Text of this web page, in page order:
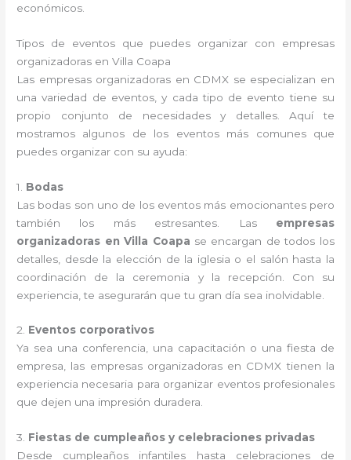
económicos.
Tipos de eventos que puedes organizar con empresas
organizadoras en Villa Coapa
Las empresas organizadoras en CDMX se especializan en
una variedad de eventos, y cada tipo de evento tiene su
propio conjunto de necesidades y detalles. Aquí te
mostramos algunos de los eventos más comunes que
puedes organizar con su ayuda:
1. Bodas
Las bodas son uno de los eventos más emocionantes pero
también los más estresantes. Las empresas
organizadoras en Villa Coapa se encargan de todos los
detalles, desde la elección de la iglesia o el salón hasta la
coordinación de la ceremonia y la recepción. Con su
experiencia, te asegurarán que tu gran día sea inolvidable.
2. Eventos corporativos
Ya sea una conferencia, una capacitación o una fiesta de
empresa, las empresas organizadoras en CDMX tienen la
experiencia necesaria para organizar eventos profesionales
que dejen una impresión duradera.
3. Fiestas de cumpleaños y celebraciones privadas
Desde cumpleaños infantiles hasta celebraciones de